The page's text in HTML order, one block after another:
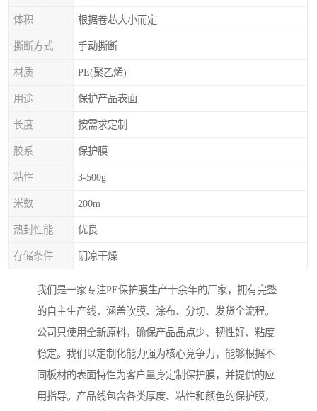
体积 根据卷芯大小而定
撕断方式 手动撕断
材质 PE(聚乙烯)
用途 保护产品表面
长度 按需求定制
胶系 保护膜
粘性 3-500g
米数 200m
热封性能 优良
存储条件 阴凉干燥
我们是一家专注PE保护膜生产十余年的厂家，拥有完整
的自主生产线，涵盖吹膜、涂布、分切、发货全流程。
公司只使用全新原料，确保产品晶点少、韧性好、粘度
稳定。我们以定制化能力强为核心竞争力，能够根据不
同板材的表面特性为客户量身定制保护膜，并提供的应
用指导。产品线包含各类厚度、粘性和颜色的保护膜，